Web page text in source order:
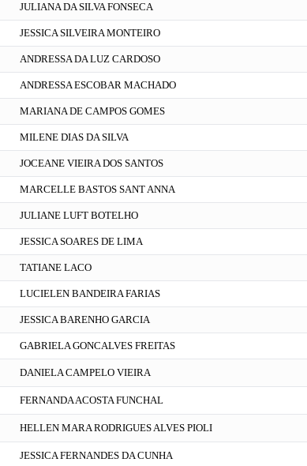
JULIANA DA SILVA FONSECA
JESSICA SILVEIRA MONTEIRO
ANDRESSA DA LUZ CARDOSO
ANDRESSA ESCOBAR MACHADO
MARIANA DE CAMPOS GOMES
MILENE DIAS DA SILVA
JOCEANE VIEIRA DOS SANTOS
MARCELLE BASTOS SANT ANNA
JULIANE LUFT BOTELHO
JESSICA SOARES DE LIMA
TATIANE LACO
LUCIELEN BANDEIRA FARIAS
JESSICA BARENHO GARCIA
GABRIELA GONCALVES FREITAS
DANIELA CAMPELO VIEIRA
FERNANDA ACOSTA FUNCHAL
HELLEN MARA RODRIGUES ALVES PIOLI
JESSICA FERNANDES DA CUNHA